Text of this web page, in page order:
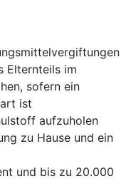
Elternteils im
sofern ein
ist
aufzuholen
zu Hause und ein
und bis zu 20.000